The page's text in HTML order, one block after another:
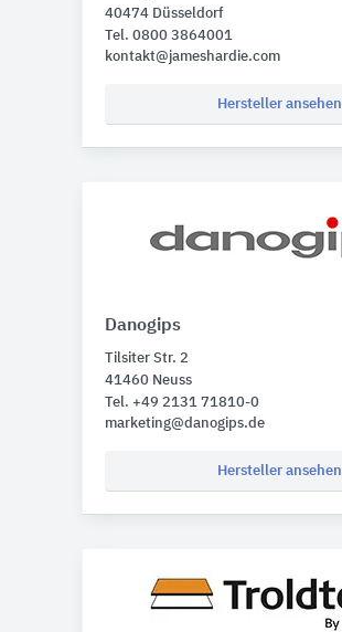
40474 Düsseldorf
Tel. 0800 3864001
kontakt@jameshardie.com
Hersteller ansehen
Danogips
Tilsiter Str. 2
41460 Neuss
Tel. +49 2131 71810-0
marketing@danogips.de
Hersteller ansehen